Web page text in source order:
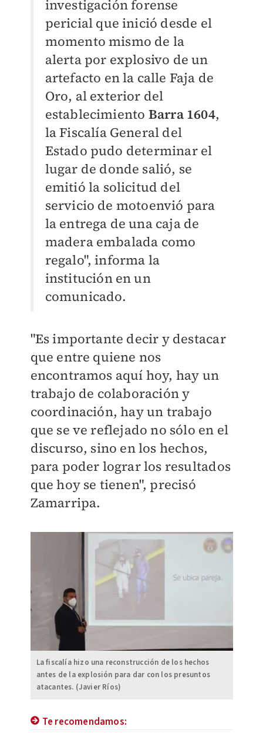
investigación forense
pericial que inició desde el
momento mismo de la
alerta por explosivo de un
artefacto en la calle Faja de
Oro, al exterior del
establecimiento Barra 1604,
la Fiscalía General del
Estado pudo determinar el
lugar de donde salió, se
emitió la solicitud del
servicio de motoenvió para
la entrega de una caja de
madera embalada como
regalo", informa la
institución en un
comunicado.
"Es importante decir y destacar
que entre quiene nos
encontramos aquí hoy, hay un
trabajo de colaboración y
coordinación, hay un trabajo
que se ve reflejado no sólo en el
discurso, sino en los hechos,
para poder lograr los resultados
que hoy se tienen", precisó
Zamarripa.
La fiscalía hizo una reconstrucción de los hechos
antes de la explosión para dar con los presuntos
atacantes. (Javier Ríos)
Te recomendamos: